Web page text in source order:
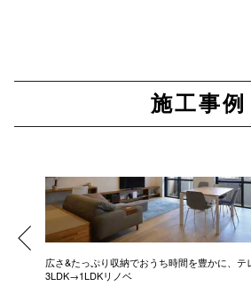
施工事例
広さ&たっぷり収納でおうち時間を豊かに、テ
3LDK→1LDKリノベ